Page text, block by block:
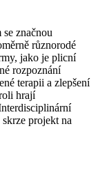
značnou
různorodé
jako je plicní
rozpoznání
terapii a zlepšení
hrají
projekt na